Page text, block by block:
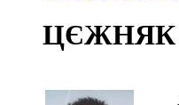
ЦЄЖНЯК